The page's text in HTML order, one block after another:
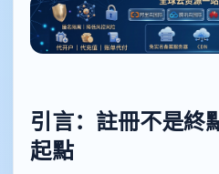
引言：註冊不是終
起點